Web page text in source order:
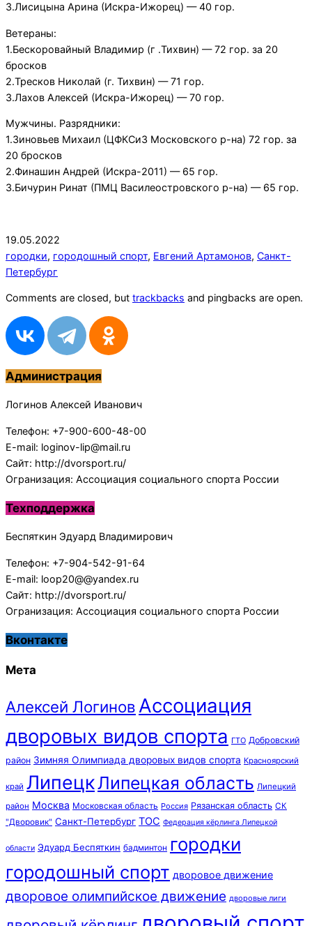
3.Лисицына Арина (Искра-Ижорец) — 40 гор.
Ветераны:
1.Бескоровайный Владимир (г .Тихвин) — 72 гор. за 20
бросков
2.Тресков Николай (г. Тихвин) — 71 гор.
3.Лахов Алексей (Искра-Ижорец) — 70 гор.
Мужчины. Разрядники:
1.Зиновьев Михаил (ЦФКСиЗ Московского р-на) 72 гор. за
20 бросков
2.Финашин Андрей (Искра-2011) — 65 гор.
3.Бичурин Ринат (ПМЦ Василеостровского р-на) — 65 гор.
2022-
05-
19
19.05.2022
городки, городошный спорт, Евгений Артамонов, Санкт-
Петербург
Comments are closed, but trackbacks and pingbacks are open.
Администрация
Логинов Алексей Иванович
Телефон: +7-900-600-48-00
E-mail: loginov-lip@mail.ru
Сайт: http://dvorsport.ru/
Огранизация: Ассоциация социального спорта России
Техподдержка
Беспяткин Эдуард Владимирович
Телефон: +7-904-542-91-64
E-mail: loop20@@yandex.ru
Сайт: http://dvorsport.ru/
Огранизация: Ассоциация социального спорта России
Вконтакте
Мета
Алексей ЛогиновАссоциация
дворовых видов спорта ГТО Добровский
район Зимняя Олимпиада дворовых видов спорта Красноярский
край ЛипецкЛипецкая область Липецкий
район Москва Московская область Россия Рязанская область СК
"Дворовик" Санкт-Петербург ТОС Федерация кёрлинга Липецкой
области Эдуард Беспяткин бадминтон городки
городошный спорт дворовое движение
дворовое олимпийское движение дворовые лиги